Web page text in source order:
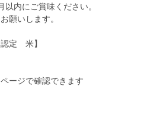
内にご賞味ください。
願いします。
定 米】
ージで確認できます